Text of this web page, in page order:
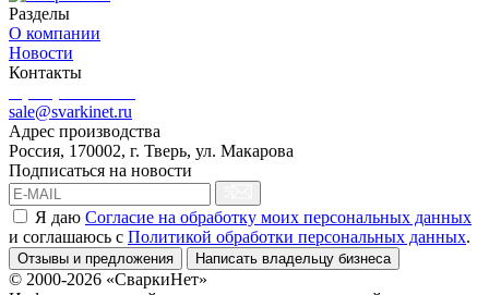
Разделы
О компании
Новости
Контакты
sale@svarkinet.ru
Адрес производства
Россия, 170002, г. Тверь, ул. Макарова
Подписаться на новости
Я даю Согласие на обработку моих персональных данных
и соглашаюсь c Политикой обработки персональных данных.
Отзывы и предложения Написать владельцу бизнеса
© 2000-2026 «СваркиНет»